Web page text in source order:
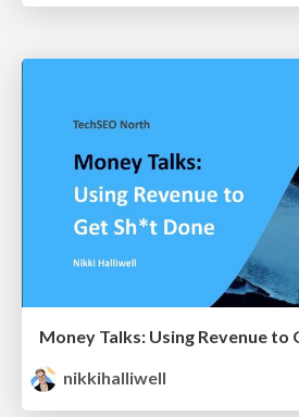
Money Talks: Using Revenue to
nikkihalliwell